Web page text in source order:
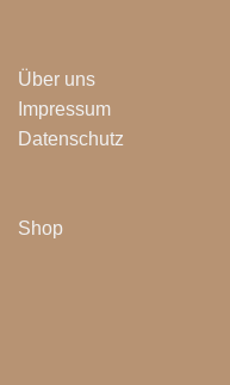
Über uns
Impressum
Datenschutz
Shop